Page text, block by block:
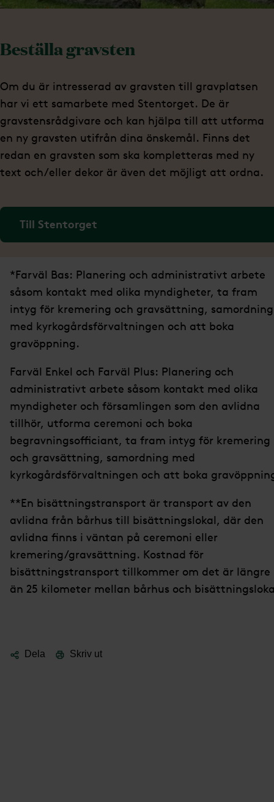
Beställa gravsten
Om du är intresserad av gravsten till gravplatsen
har vi ett samarbete med Stentorget. De är
gravstensrådgivare och kan hjälpa till att utforma
en ny gravsten utifrån dina önskemål. Finns det
redan en gravsten som ska kompletteras med ny
text och/eller dekor är även det möjligt att ordna.
Till Stentorget
*Farväl Bas: Planering och administrativt arbete
såsom kontakt med olika myndigheter, ta fram
intyg för kremering och gravsättning, samordning
med kyrkogårdsförvaltningen och att boka
gravöppning.
Farväl Enkel och Farväl Plus: Planering och
administrativt arbete såsom kontakt med olika
myndigheter och församlingen som den avlidna
tillhör, utforma ceremoni och boka
begravningsofficiant, ta fram intyg för kremering
och gravsättning, samordning med
kyrkogårdsförvaltningen och att boka
**En bisättningstransport är transport av den
avlidna från bårhus till bisättningslokal, där den
avlidna finns i väntan på ceremoni eller
kremering/gravsättning. Kostnad för
bisättningstransport tillkommer om det är längre
än 25 kilometer mellan bårhus och
Dela Skriv ut